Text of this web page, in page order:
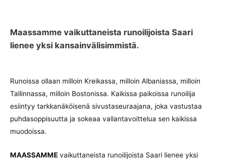
Maassamme vaikuttaneista runoilijoista Saari
lienee yksi kansainvälisimmistä.
Runoissa ollaan milloin Kreikassa, milloin Albaniassa, milloin
Tallinnassa, milloin Bostonissa. Kaikissa paikoissa runoilija
esiintyy tarkkanäköisenä sivustaseuraajana, joka vastustaa
puhdasoppisuutta ja sokeaa vallantavoittelua sen kaikissa
muodoissa.
MAASSAMME vaikuttaneista runoilijoista Saari lienee yksi